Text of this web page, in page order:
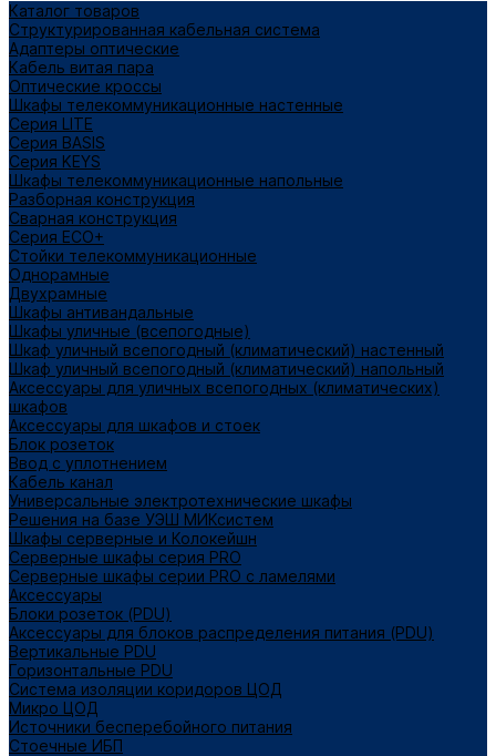
Каталог товаров
Структурированная кабельная система
Адаптеры оптические
Кабель витая пара
Оптические кроссы
Шкафы телекоммуникационные настенные
Cерия LITE
Cерия BASIS
Cерия KEYS
Шкафы телекоммуникационные напольные
Разборная конструкция
Сварная конструкция
Серия ECO+
Стойки телекоммуникационные
Однорамные
Двухрамные
Шкафы антивандальные
Шкафы уличные (всепогодные)
Шкаф уличный всепогодный (климатический) настенный
Шкаф уличный всепогодный (климатический) напольный
Аксессуары для уличных всепогодных (климатических)
шкафов
Аксессуары для шкафов и стоек
Блок розеток
Ввод с уплотнением
Кабель канал
Универсальные электротехнические шкафы
Решения на базе УЭШ МИКсистем
Шкафы серверные и Колокейшн
Серверные шкафы серия PRO
Серверные шкафы серии PRO с ламелями
Аксессуары
Блоки розеток (PDU)
Аксессуары для блоков распределения питания (PDU)
Вертикальные PDU
Горизонтальные PDU
Система изоляции коридоров ЦОД
Микро ЦОД
Источники бесперебойного питания
Стоечные ИБП